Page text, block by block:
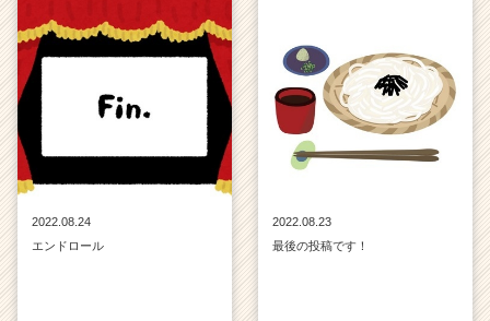
2022.08.24
エンドロール
2022.08.23
最後の投稿です！